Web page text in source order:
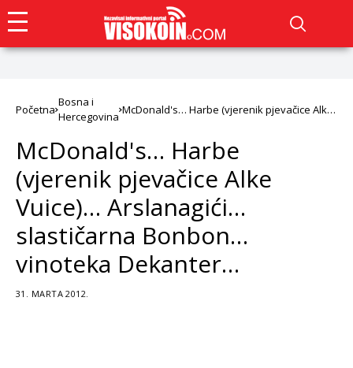
Početna
Bosna i
Hercegovina
McDonald's… Harbe (vjerenik pjevačice Alke
vinoteka Dekanter…
McDonald's… Harbe
(vjerenik pjevačice Alke
Vuice)… Arslanagići…
slastičarna Bonbon…
vinoteka Dekanter…
31. MARTA 2012.